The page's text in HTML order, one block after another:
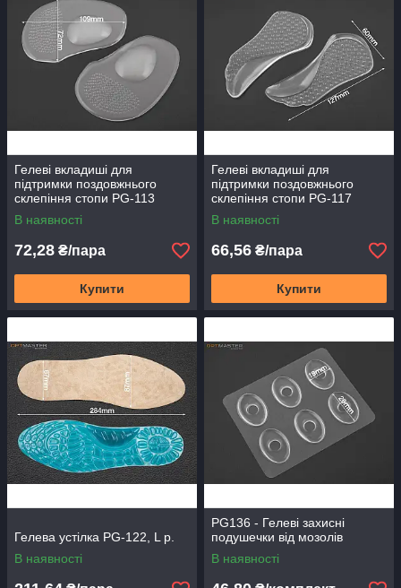
Гелеві вкладиші для
підтримки поздовжнього
склепіння стопи PG-113
В наявності
72,28 ₴/пара
Купити
Гелеві вкладиші для
підтримки поздовжнього
склепіння стопи PG-117
В наявності
66,56 ₴/пара
Купити
Гелева устілка PG-122, L р.
В наявності
PG136 - Гелеві захисні
подушечки від мозолів
В наявності